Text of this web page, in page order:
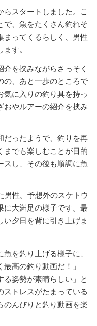
スタートしました。こ
で、魚をたくさん釣れそ
まってくるらしく、男性
す。
を挟みながらさっそく
の、あと一歩のところで
気に入りの釣り具を持っ
おやルアーの紹介を挟み
ったようで、釣りを再
までも楽しむことが目的
スし、その後も順調に魚
性。予想外のスケトウ
に大満足の様子です。最
夕日を背に引き上げま
を釣り上げる様子に、
高の釣り動画だ！」
る姿勢が素晴らしい」と
ストレスがたまっている
のんびりと釣り動画を楽